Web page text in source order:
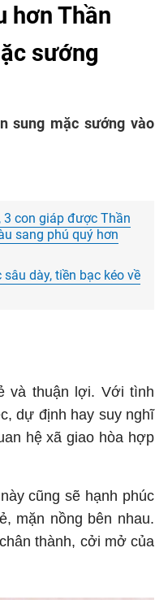
hơn Thần
sướng
sung mặc sướng vào
con giáp được Thần
sang phú quý hơn
dày, tiền bạc kéo về
và thuận lợi. Với tình
dự định hay suy nghĩ
hệ xã giao hòa hợp
này cũng sẽ hạnh phúc
mặn nồng bên nhau.
thành, cởi mở của